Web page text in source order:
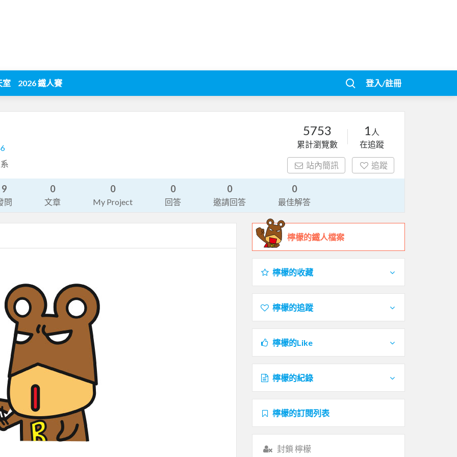
室 2026 鐵人賽 登入/註冊
5753
累計瀏覽數
1 人
在追蹤
站內簡訊 追蹤
9
問
0
文章
0
My Project
0
回答
0
邀請回答
0
最佳解答
檸檬的鐵人檔案
檸檬的收藏
檸檬的追蹤
檸檬的Like
檸檬的紀錄
檸檬的訂閱列表
封鎖 檸檬